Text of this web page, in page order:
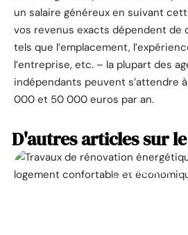
un salaire généreux en suivant
vos revenus exacts dépendent de
tels que l’emplacement,
l’entreprise, etc. – la plupart des
indépendants peuvent s’attendre
000 et 50 000 euros par an.
D'autres articles sur
ACTUALITÉ